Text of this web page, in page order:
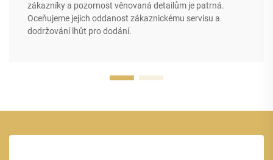
zákazníky a pozornost věnovaná detailům je patrná.
Oceňujeme jejich oddanost zákaznickému servisu a
dodržování lhůt pro dodání.